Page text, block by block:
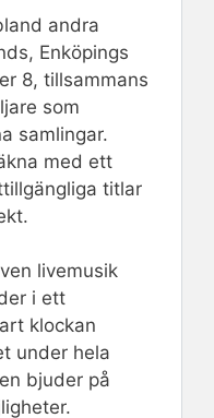
andra
Enköpings
8, tillsammans
som
samlingar.
med ett
titlar
livemusik
i ett
klockan
under hela
bjuder på